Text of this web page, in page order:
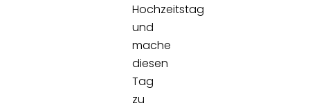
Hochzeitstag
und
mache
diesen
Tag
zu